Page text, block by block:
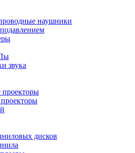
наушники
звука
дисков